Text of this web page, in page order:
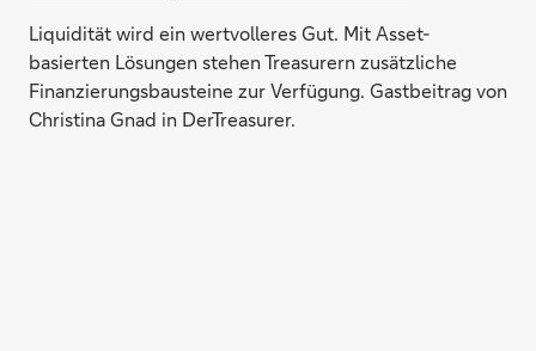
Liquidität wird ein wertvolleres Gut. Mit Asset-
basierten Lösungen stehen Treasurern zusätzliche
Finanzierungsbausteine zur Verfügung. Gastbeitrag von
Christina Gnad in DerTreasurer.